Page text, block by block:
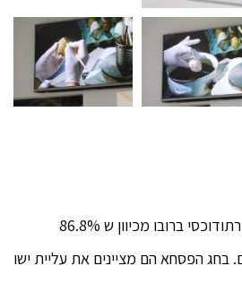
חג הפסח הרומני הוא חג אורתודוכסי ברובו מכיוון ש 86.8%
בחג הפסחא הם מציינים את עליית ישו